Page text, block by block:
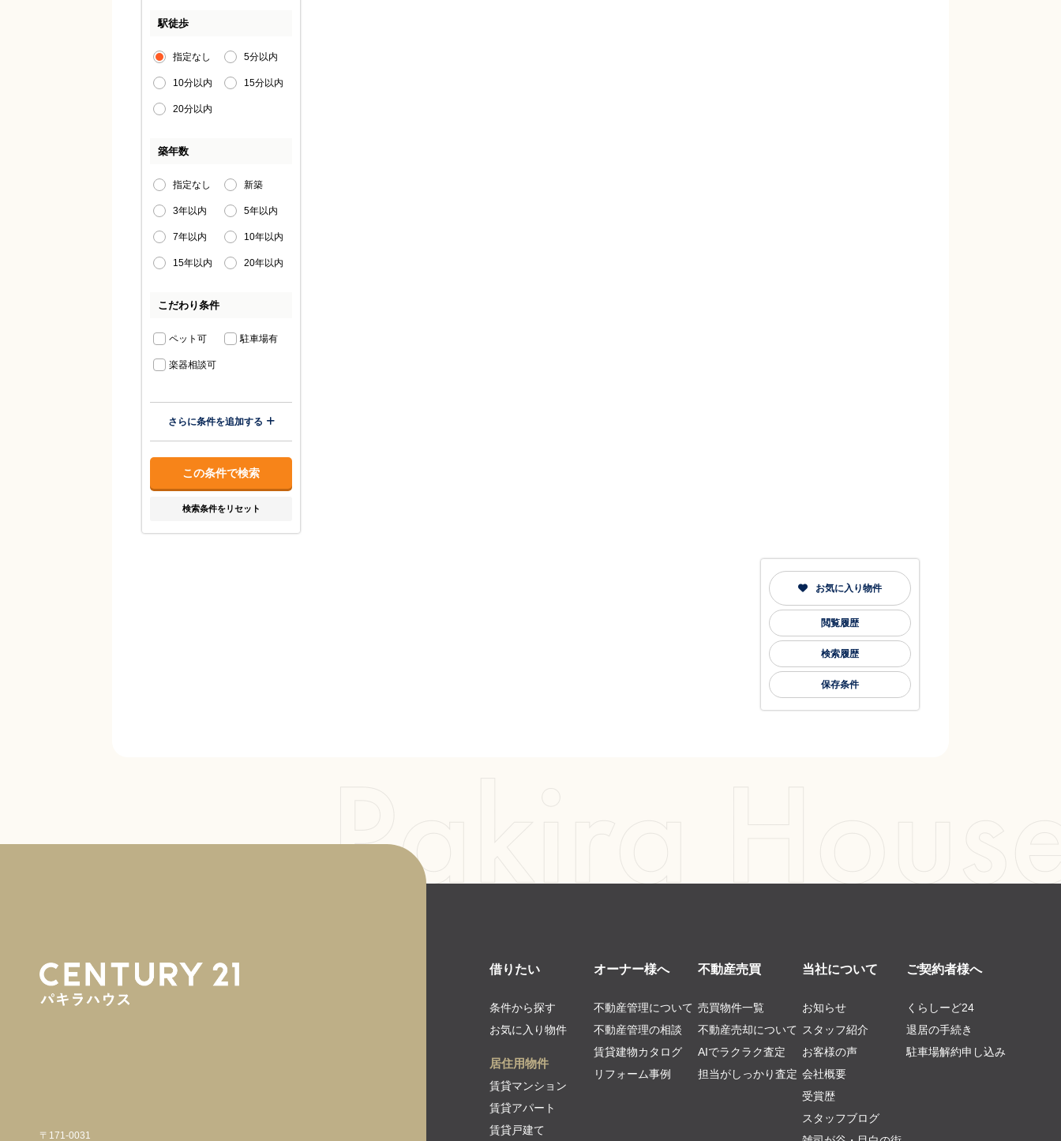
駅徒歩
指定なし 5分以内
10分以内 15分以内
20分以内
築年数
指定なし 新築
3年以内 5年以内
7年以内 10年以内
15年以内 20年以内
こだわり条件
ペット可 駐車場有
楽器相談可
さらに条件を追加する
検索条件をリセット
お気に入り物件
閲覧履歴
検索履歴
保存条件
〒171-0031
借りたい
条件から探す
お気に入り物件
居住用物件
賃貸マンション
賃貸アパート
賃貸戸建て
オーナー様へ
不動産管理について
不動産管理の相談
賃貸建物カタログ
リフォーム事例
不動産売買
売買物件一覧
不動産売却について
AIでラクラク査定
担当がしっかり査定
当社について
お知らせ
スタッフ紹介
お客様の声
会社概要
受賞歴
スタッフブログ
ご契約者様へ
くらしーど24
退居の手続き
駐車場解約申し込み